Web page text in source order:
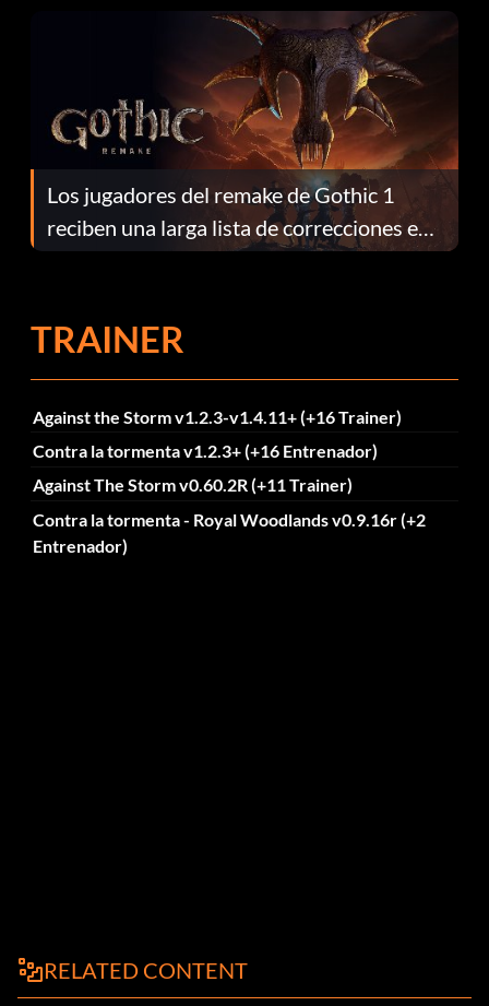
Los jugadores del remake de Gothic 1
reciben una larga lista de correcciones en
el parche 1.0.4
TRAINER
Against the Storm v1.2.3-v1.4.11+ (+16 Trainer)
Contra la tormenta v1.2.3+ (+16 Entrenador)
Against The Storm v0.60.2R (+11 Trainer)
Contra la tormenta - Royal Woodlands v0.9.16r (+2
Entrenador)
RELATED CONTENT